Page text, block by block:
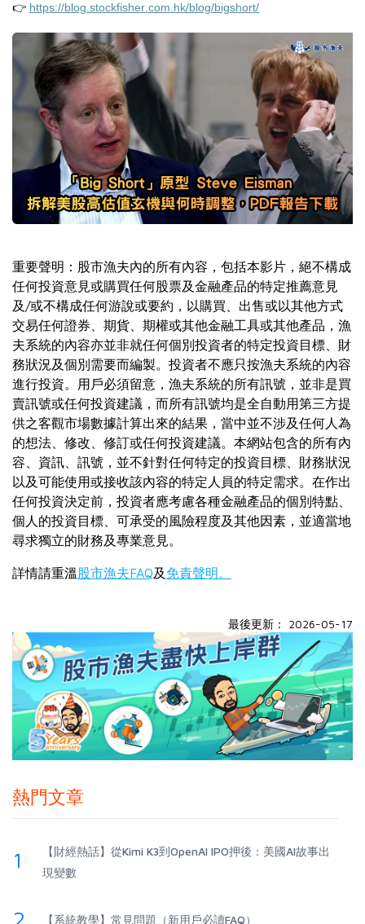
👉 https://blog.stockfisher.com.hk/blog/bigshort/
重要聲明：股市漁夫內的所有內容，包括本影片，絕不構成
任何投資意見或購買任何股票及金融產品的特定推薦意見
及/或不構成任何游說或要約，以購買、出售或以其他方式
交易任何證券、期貨、期權或其他金融工具或其他產品，漁
夫系統的內容亦並非就任何個別投資者的特定投資目標、財
務狀況及個別需要而編製。投資者不應只按漁夫系統的內容
進行投資。用戶必須留意，漁夫系統的所有訊號，並非是買
賣訊號或任何投資建議，而所有訊號均是全自動用第三方提
供之客觀市場數據計算出來的結果，當中並不涉及任何人為
的想法、修改、修訂或任何投資建議。本網站包含的所有內
容、資訊、訊號，並不針對任何特定的投資目標、財務狀況
以及可能使用或接收該內容的特定人員的特定需求。在作出
任何投資決定前，投資者應考慮各種金融產品的個別特點、
個人的投資目標、可承受的風險程度及其他因素，並適當地
尋求獨立的財務及專業意見。
詳情請重溫 股市漁夫FAQ及 免責聲明。
最後更新： 2026-05-17
熱門文章
1
【財經熱話】從Kimi K3到OpenAI IPO押後：美國AI故事出
現變數
2 【系統教學】常見問題（新用戶必讀FAQ）